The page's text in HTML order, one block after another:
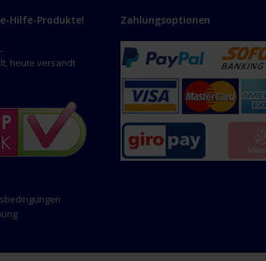
Hilfe-Produkte!
heute versandt
Zahlungsoptionen